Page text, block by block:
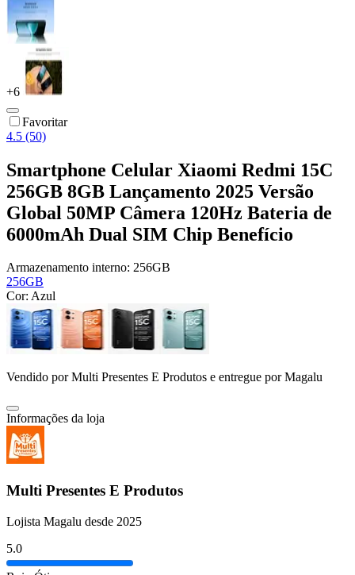
+6
Favoritar
4.5 (50)
Smartphone Celular Xiaomi Redmi 15C
256GB 8GB Lançamento 2025 Versão
Global 50MP Câmera 120Hz Bateria de
6000mAh Dual SIM Chip Benefício
Armazenamento interno: 256GB
256GB
Cor: Azul
Vendido porMulti Presentes E Produtos e entregue por Magalu
Informações da loja
Multi Presentes E Produtos
Lojista Magalu desde 2025
5.0